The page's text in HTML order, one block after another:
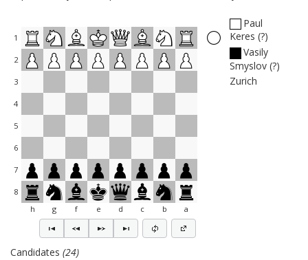
1
2
3
4
5
6
7
8
h
g f e d c b a
Paul
Keres ?
Vasily
Smyslov ?
Zurich
Candidates 24